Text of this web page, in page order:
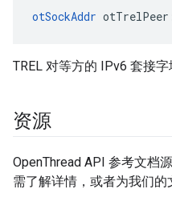
otSockAddr otTrelPeer
TREL 对等方的 IPv6 套接字
资源
OpenThread API 参考文档
需了解详情，或者为我们